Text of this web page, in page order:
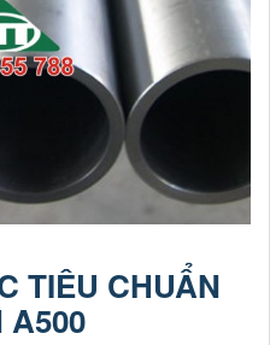
TIÊU CHUẨN
A500